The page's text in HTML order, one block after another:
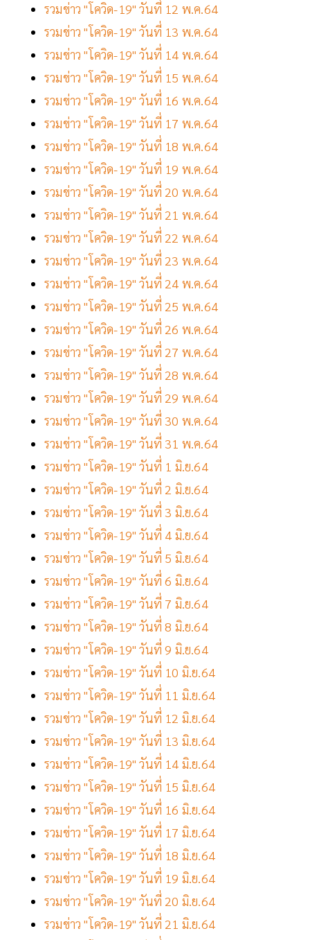
รวมข่าว "โควิด-19" วันที่ 12 พ.ค.64
รวมข่าว "โควิด-19" วันที่ 13 พ.ค.64
รวมข่าว "โควิด-19" วันที่ 14 พ.ค.64
รวมข่าว "โควิด-19" วันที่ 15 พ.ค.64
รวมข่าว "โควิด-19" วันที่ 16 พ.ค.64
รวมข่าว "โควิด-19" วันที่ 17 พ.ค.64
รวมข่าว "โควิด-19" วันที่ 18 พ.ค.64
รวมข่าว "โควิด-19" วันที่ 19 พ.ค.64
รวมข่าว "โควิด-19" วันที่ 20 พ.ค.64
รวมข่าว "โควิด-19" วันที่ 21 พ.ค.64
รวมข่าว "โควิด-19" วันที่ 22 พ.ค.64
รวมข่าว "โควิด-19" วันที่ 23 พ.ค.64
รวมข่าว "โควิด-19" วันที่ 24 พ.ค.64
รวมข่าว "โควิด-19" วันที่ 25 พ.ค.64
รวมข่าว "โควิด-19" วันที่ 26 พ.ค.64
รวมข่าว "โควิด-19" วันที่ 27 พ.ค.64
รวมข่าว "โควิด-19" วันที่ 28 พ.ค.64
รวมข่าว "โควิด-19" วันที่ 29 พ.ค.64
รวมข่าว "โควิด-19" วันที่ 30 พ.ค.64
รวมข่าว "โควิด-19" วันที่ 31 พ.ค.64
รวมข่าว "โควิด-19" วันที่ 1 มิ.ย.64
รวมข่าว "โควิด-19" วันที่ 2 มิ.ย.64
รวมข่าว "โควิด-19" วันที่ 3 มิ.ย.64
รวมข่าว "โควิด-19" วันที่ 4 มิ.ย.64
รวมข่าว "โควิด-19" วันที่ 5 มิ.ย.64
รวมข่าว "โควิด-19" วันที่ 6 มิ.ย.64
รวมข่าว "โควิด-19" วันที่ 7 มิ.ย.64
รวมข่าว "โควิด-19" วันที่ 8 มิ.ย.64
รวมข่าว "โควิด-19" วันที่ 9 มิ.ย.64
รวมข่าว "โควิด-19" วันที่ 10 มิ.ย.64
รวมข่าว "โควิด-19" วันที่ 11 มิ.ย.64
รวมข่าว "โควิด-19" วันที่ 12 มิ.ย.64
รวมข่าว "โควิด-19" วันที่ 13 มิ.ย.64
รวมข่าว "โควิด-19" วันที่ 14 มิ.ย.64
รวมข่าว "โควิด-19" วันที่ 15 มิ.ย.64
รวมข่าว "โควิด-19" วันที่ 16 มิ.ย.64
รวมข่าว "โควิด-19" วันที่ 17 มิ.ย.64
รวมข่าว "โควิด-19" วันที่ 18 มิ.ย.64
รวมข่าว "โควิด-19" วันที่ 19 มิ.ย.64
รวมข่าว "โควิด-19" วันที่ 20 มิ.ย.64
รวมข่าว "โควิด-19" วันที่ 21 มิ.ย.64